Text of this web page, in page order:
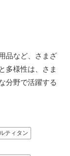
品など、さまざ
多様性は、さま
分野で活躍する
ティタン